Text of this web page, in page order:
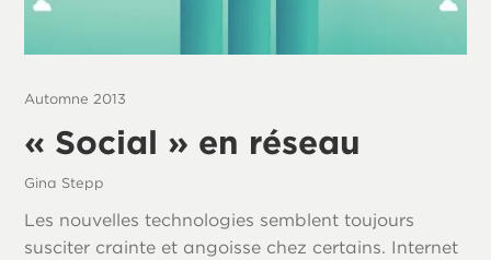
Automne 2013
« Social » en réseau
Gina Stepp
Les nouvelles technologies semblent toujours
susciter crainte et angoisse chez certains. Internet